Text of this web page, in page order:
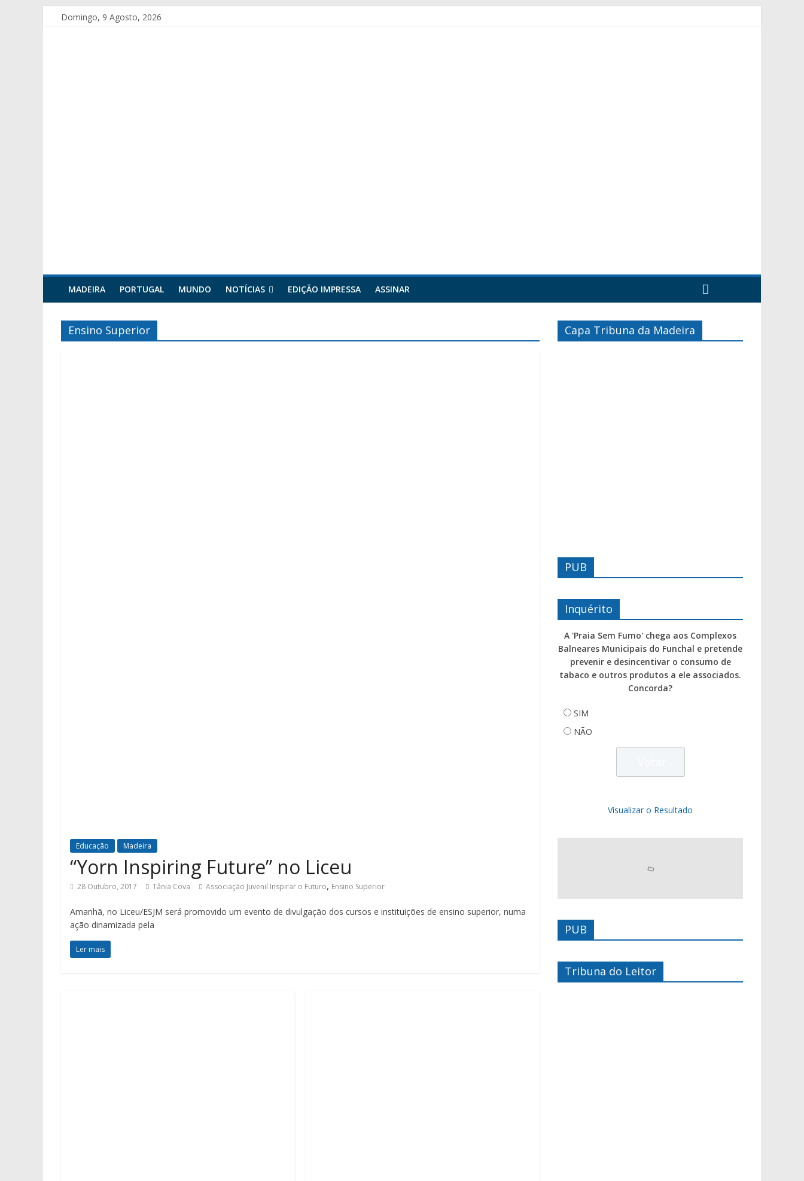
Domingo, 9 Agosto, 2026
MADEIRA PORTUGAL MUNDO NOTÍCIAS EDIÇÃO IMPRESSA ASSINAR
Ensino Superior
Educação Madeira
“Yorn Inspiring Future” no Liceu
28 Outubro, 2017 Tânia Cova Associação Juvenil Inspirar o Futuro, Ensino Superior
Amanhã, no Liceu/ESJM será promovido um evento de divulgação dos cursos e instituições de ensino superior, numa
ação dinamizada pela
Ler mais
Capa Tribuna da Madeira
PUB
Inquérito
A 'Praia Sem Fumo' chega aos Complexos
Balneares Municipais do Funchal e pretende
prevenir e desincentivar o consumo de
tabaco e outros produtos a ele associados.
Concorda?
SIM
NÃO
Visualizar o Resultado
PUB
Tribuna do Leitor